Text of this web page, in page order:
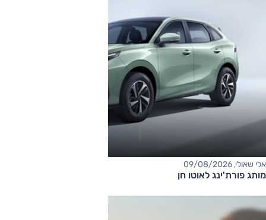
אלי שאולי, 09/08/2026
מותג פורת'ינג לאוטו חן